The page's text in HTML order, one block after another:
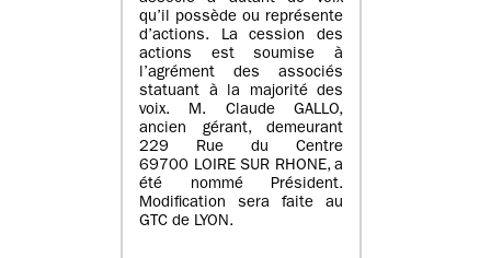
qu’il possède ou représente
d’actions. La cession des
actions est soumise à
l’agrément des associés
statuant à la majorité des
voix. M. Claude GALLO,
ancien gérant, demeurant
229 Rue du Centre
69700 LOIRE SUR RHONE, a
été nommé Président.
Modification sera faite au
GTC de LYON.